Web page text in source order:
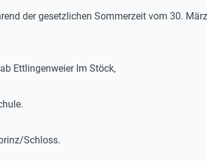
der gesetzlichen Sommerzeit vom 30.
Ettlingenweier Im Stöck,
Schloss.